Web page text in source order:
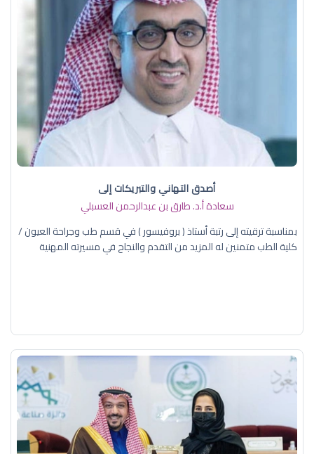
أصدق التهاني والتبريكات إلى
سعادة أ.د. ​طارق بن عبدالرحمن العسبلي
بمناسبة ترقيته إلى رتبة أستاذ ( بروفيسور ) في قسم طب وجراحة العيون /
كلية الطب متمنين له المزيد من التقدم والنجاح في مسيرته المهنية